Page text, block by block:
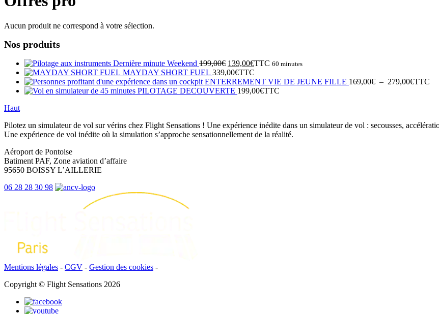
Aucun produit ne correspond à votre sélection.
Nos produits
Dernière minute Weekend 199,00€ Le
prix
initial
était :
139,00€Le
prix
actuel
est :
TTC 60 minutes
MAYDAY SHORT FUEL 339,00€TTC
ENTERREMENT VIE DE JEUNE FILLE 169,00€ – 279,00€Plage
TTC
PILOTAGE DECOUVERTE 199,00€TTC
Haut
Pilotez un simulateur de vol sur vérins chez Flight Sensations ! Une expérience inédite dans un simulateur de vol : secousses,
Une expérience de vol inédite où la simulation s’approche sensationnellement de la réalité.
Aéroport de Pontoise
Batiment PAF, Zone aviation d’affaire
95650 BOISSY L’AILLERIE
06 28 28 30 98
Mentions légales - CGV - Gestion des cookies -
Copyright © Flight Sensations 2026